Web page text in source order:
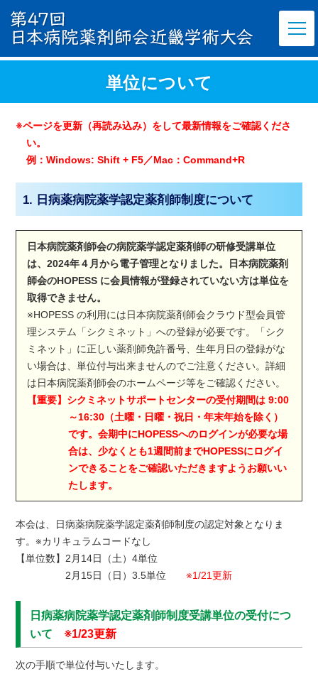
単位について
※ページを更新（再読み込み）をして最新情報をご確認くださ
い。
例：Windows: Shift + F5／Mac：Command+R
1. 日病薬病院薬学認定薬剤師制度について
日本病院薬剤師会の病院薬学認定薬剤師の研修受講単位
は、2024年４月から電子管理となりました。日本病院薬剤
師会のHOPESS に会員情報が登録されていない方は単位を
取得できません。
※HOPESS の利用には日本病院薬剤師会クラウド型会員管
理システム「シクミネット」への登録が必要です。「シク
ミネット」に正しい薬剤師免許番号、生年月日の登録がな
い場合は、単位付与出来ませんのでご注意ください。詳細
は日本病院薬剤師会のホームページ等をご確認ください。
【重要】シクミネットサポートセンターの受付期間は 9:00
～16:30（土曜・日曜・祝日・年末年始を除く）
です。会期中にHOPESSへのログインが必要な場
合は、少なくとも1週間前までHOPESSにログイ
ンできることをご確認いただきますようお願いい
たします。
本会は、日病薬病院薬学認定薬剤師制度の認定対象となりま
す。※カリキュラムコードなし
【単位数】 2月14日（土）4単位
2月15日（日）3.5単位※1/21更新
日病薬病院薬学認定薬剤師制度受講単位の受付につ
いて ※1/23更新
次の手順で単位付与いたします。